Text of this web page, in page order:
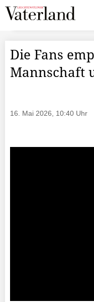
Die Fans
Mannschaft
16. Mai 2026, 10:40 Uhr